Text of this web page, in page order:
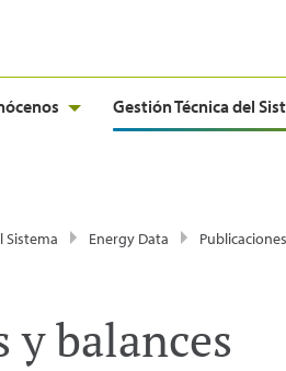
Gestión Técnica del
Sistema Energy Data
y balances